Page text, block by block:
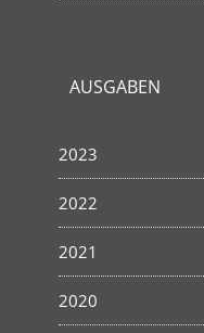
AUSGABEN
2023
2022
2021
2020